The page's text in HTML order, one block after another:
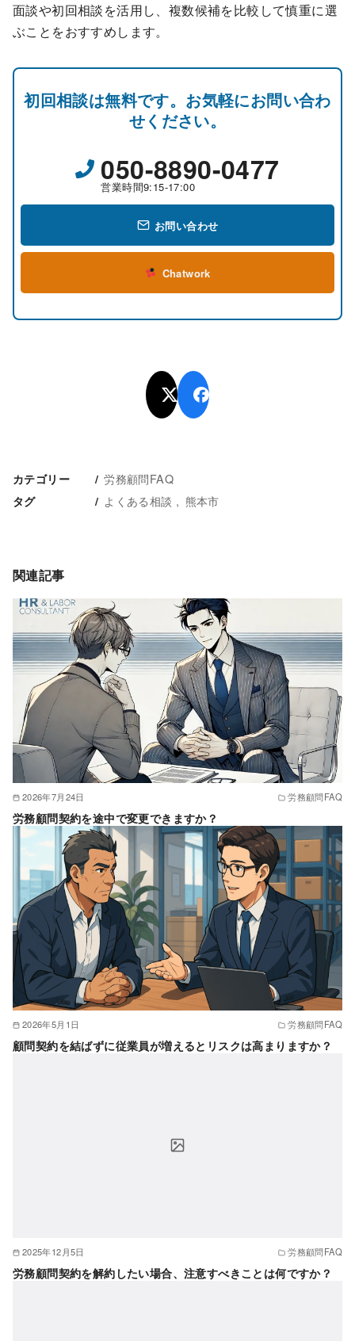
面談や初回相談を活用し、複数候補を比較して慎重に選
ぶことをおすすめします。
初回相談は無料です。お気軽にお問い合わ
せください。
050-8890-0477
営業時間9:15-17:00
お問い合わせ
Chatwork
カテゴリー 労務顧問FAQ
タグ よくある相談 熊本市
関連記事
2026年7月24日 労務顧問FAQ
労務顧問契約を途中で変更できますか？
2026年5月1日 労務顧問FAQ
顧問契約を結ばずに従業員が増えるとリスクは高まりますか？
2025年12月5日 労務顧問FAQ
労務顧問契約を解約したい場合、注意すべきことは何ですか？